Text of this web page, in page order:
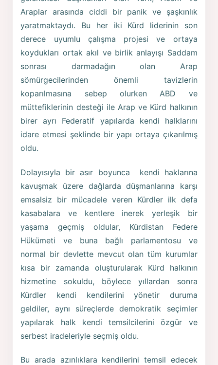
Araplar arasında ciddi bir panik ve şaşkınlık
yaratmaktaydı. Bu her iki Kürd liderinin son
derece uyumlu çalışma projesi ve ortaya
koydukları ortak akıl ve birlik anlayışı Saddam
sonrası darmadağın olan Arap
sömürgecilerinden önemli tavizlerin
koparılmasına sebep olurken ABD ve
müttefiklerinin desteği ile Arap ve Kürd halkının
birer ayrı Federatif yapılarda kendi halklarını
idare etmesi şeklinde bir yapı ortaya çıkarılmış
oldu.
Dolayısıyla bir asır boyunca kendi haklarına
kavuşmak üzere dağlarda düşmanlarına karşı
emsalsiz bir mücadele veren Kürdler ilk defa
kasabalara ve kentlere inerek yerleşik bir
yaşama geçmiş oldular, Kürdistan Federe
Hükümeti ve buna bağlı parlamentosu ve
normal bir devlette mevcut olan tüm kurumlar
kısa bir zamanda oluşturularak Kürd halkının
hizmetine sokuldu, böylece yıllardan sonra
Kürdler kendi kendilerini yönetir duruma
geldiler, aynı süreçlerde demokratik seçimler
yapılarak halk kendi temsilcilerini özgür ve
serbest iradeleriyle seçmiş oldu.
Bu arada azınlıklara kendilerini temsil edecek